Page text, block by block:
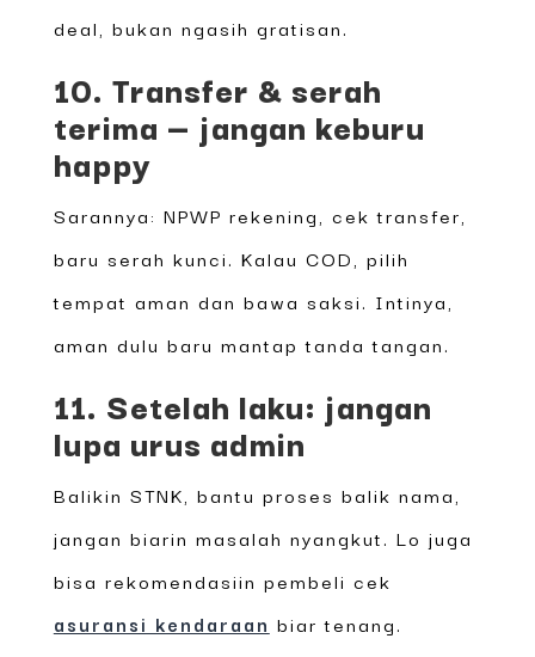
deal, bukan ngasih gratisan.
10. Transfer & serah
terima — jangan keburu
happy
Sarannya: NPWP rekening, cek transfer,
baru serah kunci. Kalau COD, pilih
tempat aman dan bawa saksi. Intinya,
aman dulu baru mantap tanda tangan.
11. Setelah laku: jangan
lupa urus admin
Balikin STNK, bantu proses balik nama,
jangan biarin masalah nyangkut. Lo juga
bisa rekomendasiin pembeli cek
asuransi kendaraan biar tenang.